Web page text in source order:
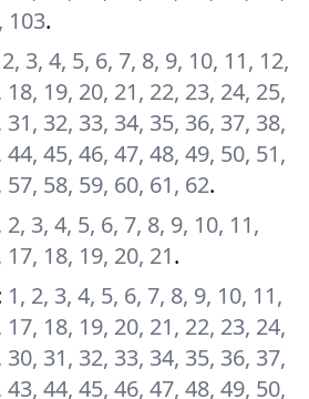
103.
3, 4, 5, 6, 7, 8, 9, 10, 11, 12,
19, 20, 21, 22, 23, 24, 25,
32, 33, 34, 35, 36, 37, 38,
45, 46, 47, 48, 49, 50, 51,
58, 59, 60, 61, 62.
2, 3, 4, 5, 6, 7, 8, 9, 10, 11,
18, 19, 20, 21.
1, 2, 3, 4, 5, 6, 7, 8, 9, 10, 11,
18, 19, 20, 21, 22, 23, 24,
31, 32, 33, 34, 35, 36, 37,
44, 45, 46, 47, 48, 49, 50,